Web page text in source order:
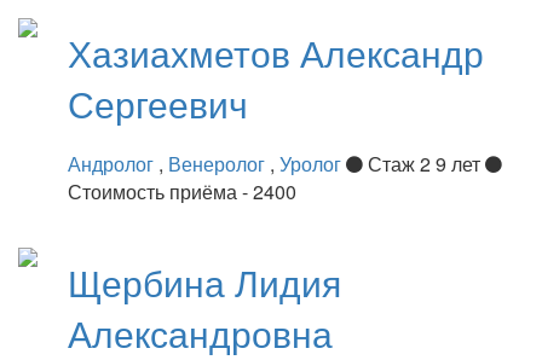
Хазиахметов Александр
Сергеевич
Андролог , Венеролог , Уролог
Стаж 2 9 лет
Стоимость приёма - 2400
ЩербинаЛидия
Александровна